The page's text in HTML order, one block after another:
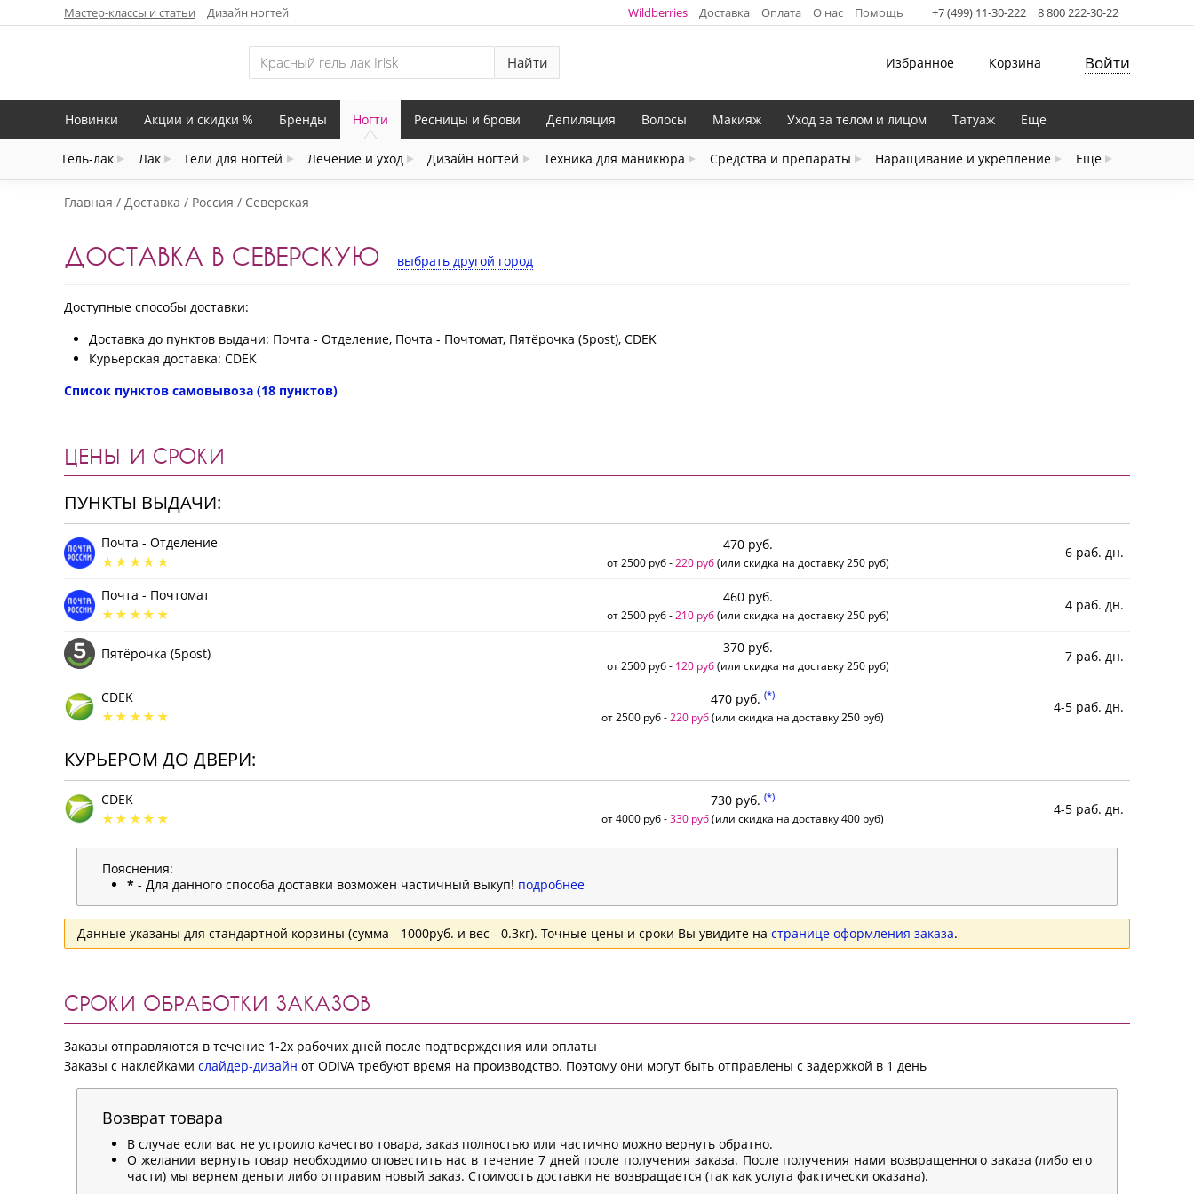
Мастер-классы и статьи Дизайн ногтей Wildberries Доставка Оплата О нас Помощь +7 (499) 11-30-222 8 800 222-30-22
Найти Избранное Корзина Войти
Новинки Акции и скидки % Бренды Ногти
Гель-лак Лак Гели для ногтей Лечение и уход Дизайн ногтей Техника для маникюра Средства и препараты Наращивание и укрепление Еще
Ресницы и брови Депиляция Волосы Макияж Уход за телом и лицом Татуаж Еще
Главная Доставка Россия Северская
ДОСТАВКА В СЕВЕРСКУЮ выбрать другой город
Доступные способы доставки:
Доставка до пунктов выдачи: Почта - Отделение, Почта - Почтомат, Пятёрочка (5post), CDEK
Курьерская доставка: CDEK
Список пунктов самовывоза (18 пунктов)
ЦЕНЫ И СРОКИ
ПУНКТЫ ВЫДАЧИ:
Почта - Отделение 470 руб.
от 2500 руб - 220 руб(или скидка на доставку 250 руб)
6 раб. дн.
Почта - Почтомат 460 руб.
от 2500 руб - 210 руб(или скидка на доставку 250 руб)
4 раб. дн.
Пятёрочка (5post) 370 руб.
от 2500 руб - 120 руб(или скидка на доставку 250 руб)
7 раб. дн.
CDEK 470 руб. (*)
от 2500 руб - 220 руб(или скидка на доставку 250 руб)
4-5 раб. дн.
КУРЬЕРОМ ДО ДВЕРИ:
CDEK 730 руб. (*)
от 4000 руб -330 руб(или скидка на доставку 400 руб)
4-5 раб. дн.
Пояснения:
* - Для данного способа доставки возможен частичный выкуп! подробнее
Данные указаны для стандартной корзины (сумма - 1000руб. и вес - 0.3кг). Точные цены и сроки Вы увидите на странице оформления заказа.
СРОКИ ОБРАБОТКИ ЗАКАЗОВ
Заказы отправляются в течение 1-2х рабочих дней после подтверждения или оплаты
Заказы с наклейками слайдер-дизайн от ODIVA требуют время на производство. Поэтому они могут быть отправлены с задержкой в 1 день
Возврат товара
В случае если вас не устроило качество товара, заказ полностью или частично можно вернуть обратно.
О желании вернуть товар необходимо оповестить нас в течение 7 дней после получения заказа. После получения нами возвращенного заказа (либо его
части) мы вернем деньги либо отправим новый заказ. Стоимость доставки не возвращается (так как услуга фактически оказана).